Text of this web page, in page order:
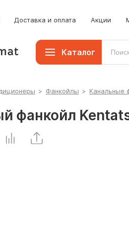
Доставка и оплата Акции
Каталог
> Фанкойлы > Канальные
фанкойл